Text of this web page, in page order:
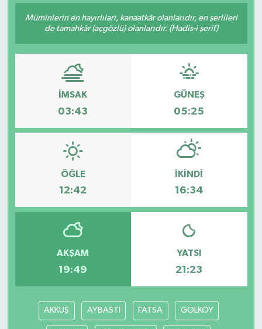
Müminlerin en hayırlıları, kanaatkâr olanlarıdır, en şerlileri
de tamahkâr (açgözlü) olanlarıdır. (Hadis-i şerif)
İMSAK
03:43
GÜNEŞ
05:25
ÖĞLE
12:42
İKINDI
16:34
AKŞAM
19:49
YATSI
21:23
AKKUŞ AYBASTI FATSA GÖLKÖY